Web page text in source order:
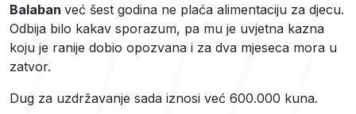
Balaban već šest godina ne plaća alimentaciju za djecu.
Odbija bilo kakav sporazum, pa mu je uvjetna kazna
koju je ranije dobio opozvana i za dva mjeseca mora u
zatvor.
Dug za uzdržavanje sada iznosi već 600.000 kuna.